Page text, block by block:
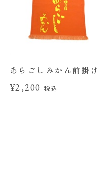
あらごしみかん前掛け
¥2,200税込